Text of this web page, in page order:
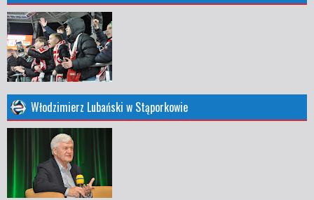
Włodzimierz Lubański w Stąporkowie